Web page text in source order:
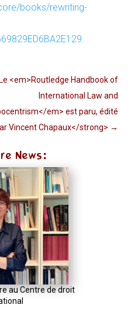
books/rewriting-
<em>Routledge Handbook of
International Law and
em> est paru, édité
Vincent Chapaux</strong> →
News:
au Centre de droit